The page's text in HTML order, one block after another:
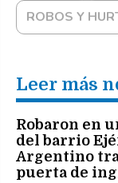
ROBOS Y
Leer más
Robaron en
del barrio
Argentino
puerta de